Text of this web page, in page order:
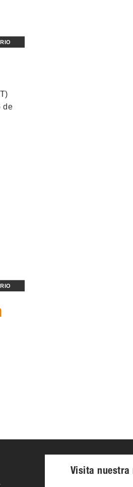
de
Visita nuestra